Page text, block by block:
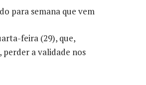
para semana que vem
feira (29), que,
a validade nos